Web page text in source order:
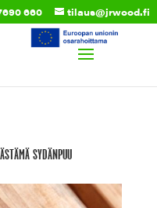
660 tilaus@jrwood.fi
SYDÄNPUU